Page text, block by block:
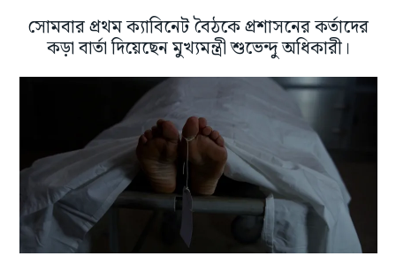
সোমবার প্রথম ক্যাবিনেট বৈঠকে প্রশাসনের কর্তাদের
কড়া বার্তা দিয়েছেন মুখ্যমন্ত্রী শুভেন্দু অধিকারী।